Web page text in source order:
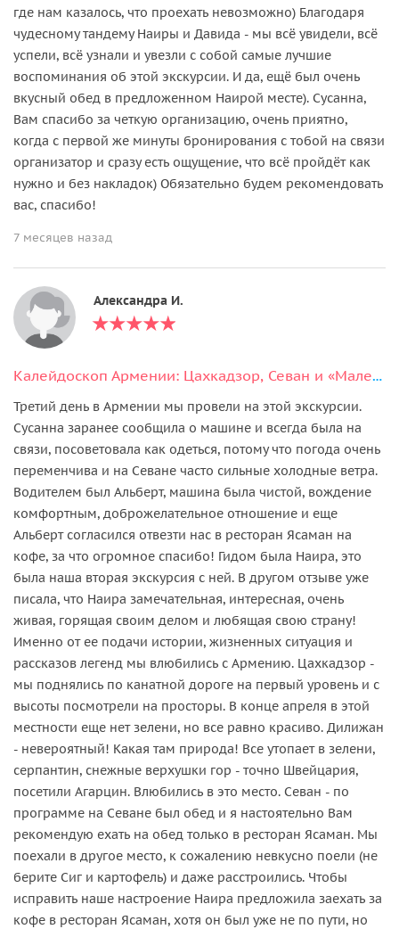
где нам казалось, что проехать невозможно) Благодаря
чудесному тандему Наиры и Давида - мы всё увидели, всё
успели, всё узнали и увезли с собой самые лучшие
воспоминания об этой экскурсии. И да, ещё был очень
вкусный обед в предложенном Наирой месте). Сусанна,
Вам спасибо за четкую организацию, очень приятно,
когда с первой же минуты бронирования с тобой на связи
организатор и сразу есть ощущение, что всё пройдёт как
нужно и без накладок) Обязательно будем рекомендовать
вас, спасибо!
7 месяцев назад
Александра И.
Калейдоскоп Армении: Цахкадзор, Севан и «Маленькая Швейцария» — Дилижан
Третий день в Армении мы провели на этой экскурсии.
Сусанна заранее сообщила о машине и всегда была на
связи, посоветовала как одеться, потому что погода очень
переменчива и на Севане часто сильные холодные ветра.
Водителем был Альберт, машина была чистой, вождение
комфортным, доброжелательное отношение и еще
Альберт согласился отвезти нас в ресторан Ясаман на
кофе, за что огромное спасибо! Гидом была Наира, это
была наша вторая экскурсия с ней. В другом отзыве уже
писала, что Наира замечательная, интересная, очень
живая, горящая своим делом и любящая свою страну!
Именно от ее подачи истории, жизненных ситуация и
рассказов легенд мы влюбились с Армению. Цахкадзор -
мы поднялись по канатной дороге на первый уровень и с
высоты посмотрели на просторы. В конце апреля в этой
местности еще нет зелени, но все равно красиво. Дилижан
- невероятный! Какая там природа! Все утопает в зелени,
серпантин, снежные верхушки гор - точно Швейцария,
посетили Агарцин. Влюбились в это место. Севан - по
программе на Севане был обед и я настоятельно Вам
рекомендую ехать на обед только в ресторан Ясаман. Мы
поехали в другое место, к сожалению невкусно поели (не
берите Сиг и картофель) и даже расстроились. Чтобы
исправить наше настроение Наира предложила заехать за
кофе в ресторан Ясаман, хотя он был уже не по пути, но